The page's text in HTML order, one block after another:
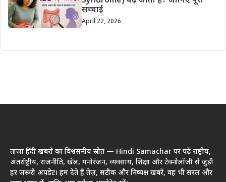
सच्चाई
April 22, 2026
ताज़ा हिंदी खबरों का विश्वसनीय स्रोत — Hindi Samachar पर पढ़ें राष्ट्रीय,
अंतर्राष्ट्रीय, राजनीति, खेल, मनोरंजन, व्यवसाय, शिक्षा और टेक्नोलॉजी से जुड़ी
हर जरूरी अपडेट। हम देते हैं तेज़, सटीक और निष्पक्ष खबरें, वह भी सरल और